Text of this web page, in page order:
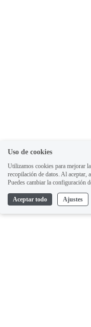
Uso de cookies
Utilizamos cookies para mejorar
recopilación de datos. Al aceptar,
Puedes cambiar la configuración
Aceptar todo Ajustes